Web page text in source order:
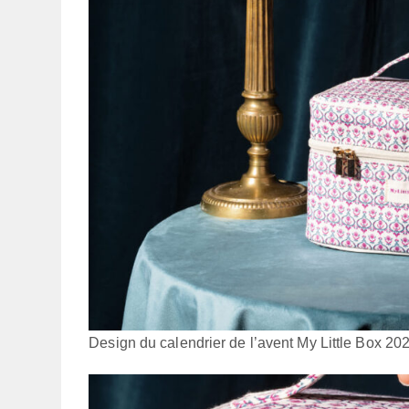
Design du calendrier de l’avent My Little Box